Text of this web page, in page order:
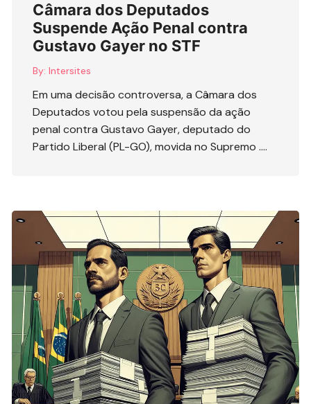
Câmara dos Deputados
Suspende Ação Penal contra
Gustavo Gayer no STF
By: Intersites
Em uma decisão controversa, a Câmara dos
Deputados votou pela suspensão da ação
penal contra Gustavo Gayer, deputado do
Partido Liberal (PL-GO), movida no Supremo ….